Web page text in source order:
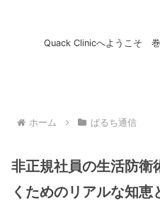
Quack Clinicへようこそ 巻
ホーム ぱるち通信
非正規社員の生活防衛
くためのリアルな知恵